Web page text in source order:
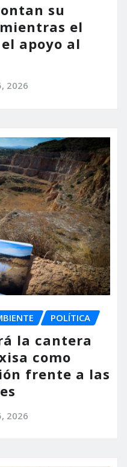
su
el
apoyo al
2026
POLÍTICA
la cantera
como
frente a las
2026